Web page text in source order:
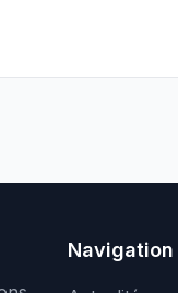
Navigation